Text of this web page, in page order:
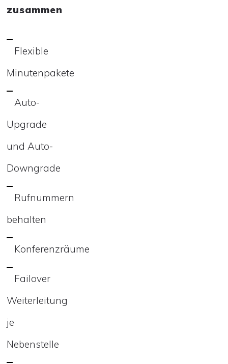
zusammen
Flexible
Minutenpakete
Auto-
Upgrade
und Auto-
Downgrade
Rufnummern
behalten
Konferenzräume
Failover
Weiterleitung
je
Nebenstelle